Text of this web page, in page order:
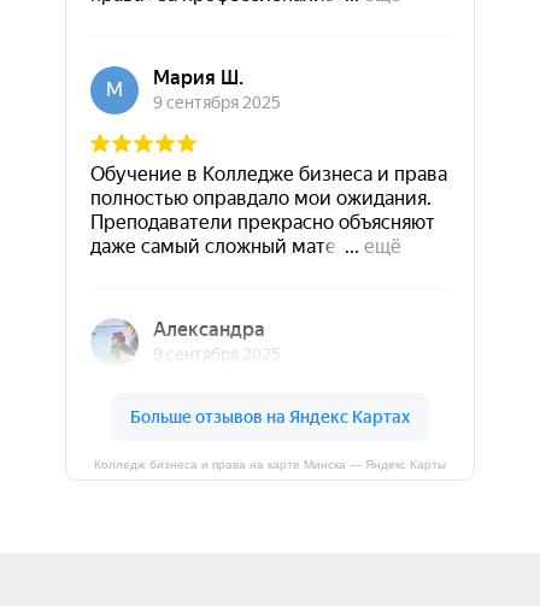
Колледж бизнеса и права на карте Минска — Яндекс Карты